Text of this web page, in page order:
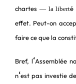
chartes ― la liberté
effet. Peut-on
faire ce que la
Bref, l‘Assemblée
n‘est pas investie